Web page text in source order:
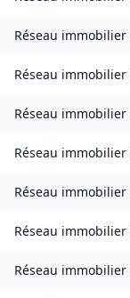
Réseau immobilier
Réseau immobilier
Réseau immobilier
Réseau immobilier
Réseau immobilier
Réseau immobilier
Réseau immobilier